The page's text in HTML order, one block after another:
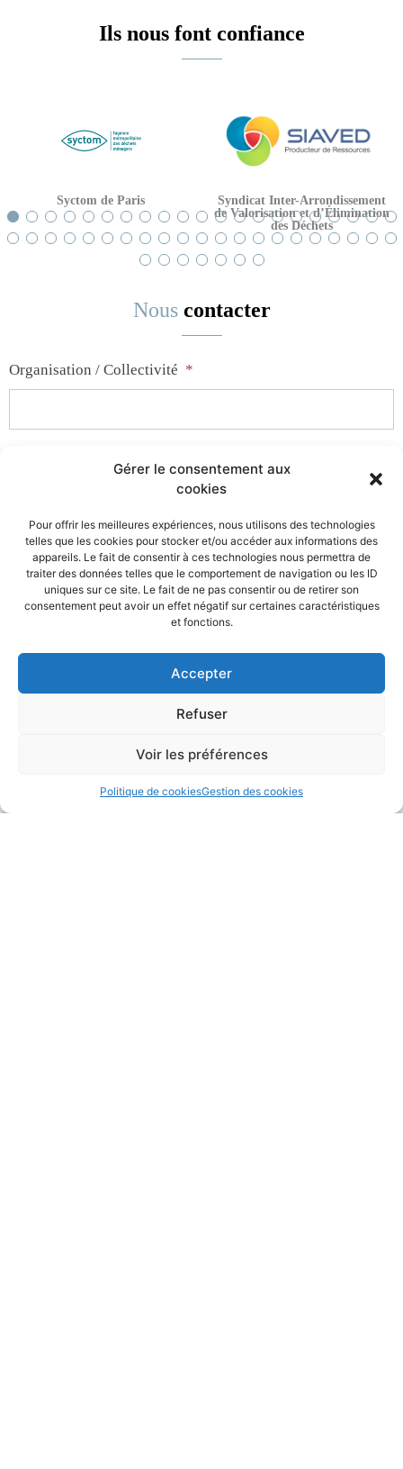
Gérer le consentement aux
cookies
Pour offrir les meilleures expériences, nous utilisons des technologies
telles que les cookies pour stocker et/ou accéder aux informations des
appareils. Le fait de consentir à ces technologies nous permettra de
traiter des données telles que le comportement de navigation ou les ID
uniques sur ce site. Le fait de ne pas consentir ou de retirer son
consentement peut avoir un effet négatif sur certaines caractéristiques
et fonctions.
Accepter
Refuser
Voir les préférences
Politique de cookiesGestion des cookies
Ils nous font confiance
Syctom de Paris
Syndicat Inter-Arrondissement
de Valorisation et d’Élimination
des Déchets
Nouscontacter
Organisation / Collectivité *
Votre prénom